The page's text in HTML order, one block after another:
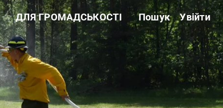
ДЛЯ ГРОМАДСЬКОСТІ
Звітність
Державні закупівлі
Сертифікація
Нормативні акти
Антикорупційні заходи
Пошук Увійти